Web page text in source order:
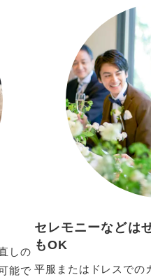
しの
能で
セレモニーなどは
もOK
平服またはドレスでの